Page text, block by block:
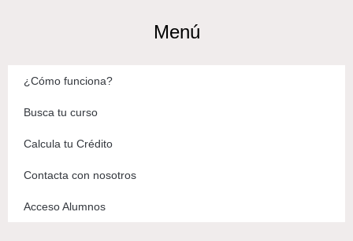
Menú
¿Cómo funciona?
Busca tu curso
Calcula tu Crédito
Contacta con nosotros
Acceso Alumnos